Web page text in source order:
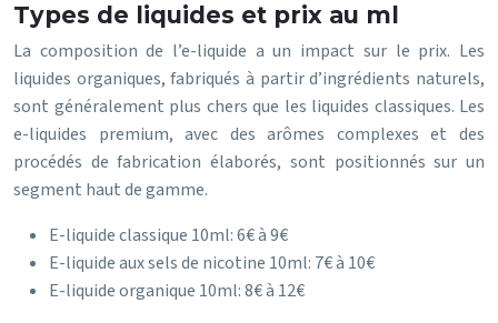
Types de liquides et prix au ml
La composition de l’e-liquide a un impact sur le prix. Les
liquides organiques, fabriqués à partir d’ingrédients naturels,
sont généralement plus chers que les liquides classiques. Les
e-liquides premium, avec des arômes complexes et des
procédés de fabrication élaborés, sont positionnés sur un
segment haut de gamme.
E-liquide classique 10ml: 6€ à 9€
E-liquide aux sels de nicotine 10ml: 7€ à 10€
E-liquide organique 10ml: 8€ à 12€